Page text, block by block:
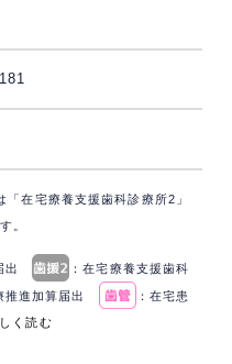
在宅療養支援歯科診療所2」
。
出 ：在宅療養支援歯科
推進加算届出
：在宅患
く読む